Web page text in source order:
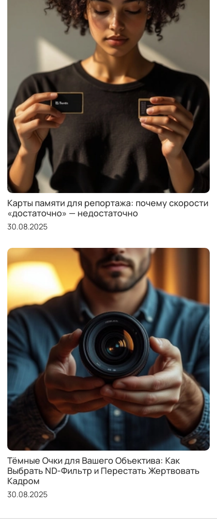
Карты памяти для репортажа: почему скорости
«достаточно» — недостаточно
30.08.2025
Тёмные Очки для Вашего Объектива: Как
Выбрать ND-Фильтр и Перестать Жертвовать
Кадром
30.08.2025